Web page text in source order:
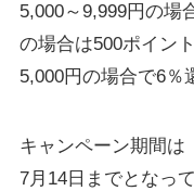
5,000～9,999円の場
の場合は500ポイン
5,000円の場合で6％
キャンペーン期間は
7月14日までとなっ